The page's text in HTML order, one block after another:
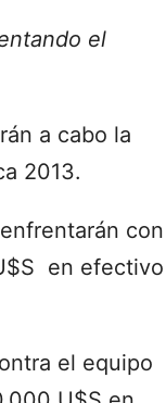
el
a cabo la
2013.
con
en efectivo
el equipo